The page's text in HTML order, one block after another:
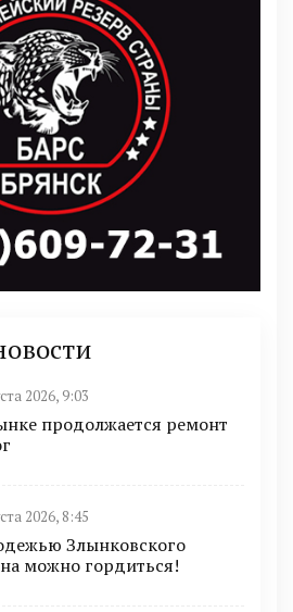
2026, 9:03
продолжается ремонт
2026, 8:45
Злынковского
можно гордиться!